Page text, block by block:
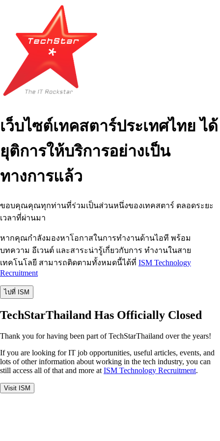
เว็บไซต์เทคสตาร์ประเทศไทย ได้
ยุติการให้บริการอย่างเป็น
ทางการแล้ว
ขอบคุณคุณทุกท่านที่ร่วมเป็นส่วนหนึ่งของเทคสตาร์ ตลอดระยะ
เวลาที่ผ่านมา
หากคุณกำลังมองหาโอกาสในการทำงานด้านไอที พร้อม
บทความ อีเวนต์ และสาระน่ารู้เกี่ยวกับการ ทำงานในสาย
เทคโนโลยี สามารถติดตามทั้งหมดนี้ได้ที่ ISM Technology
Recruitment
ไปที่ ISM
TechStarThailand Has Officially Closed
Thank you for having been part of TechStarThailand over the years!
If you are looking for IT job opportunities, useful articles, events, and
lots of other information about working in the tech industry, you can
still access all of that and more at ISM Technology Recruitment.
Visit ISM